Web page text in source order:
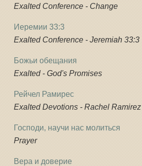
Exalted Conference - Change
Иеремии 33:3
Exalted Conference - Jeremiah 33:3
Божьи обещания
Exalted - God's Promises
Рейчел Рамирес
Exalted Devotions - Rachel Ramirez
Господи, научи нас молиться
Prayer
Вера и доверие